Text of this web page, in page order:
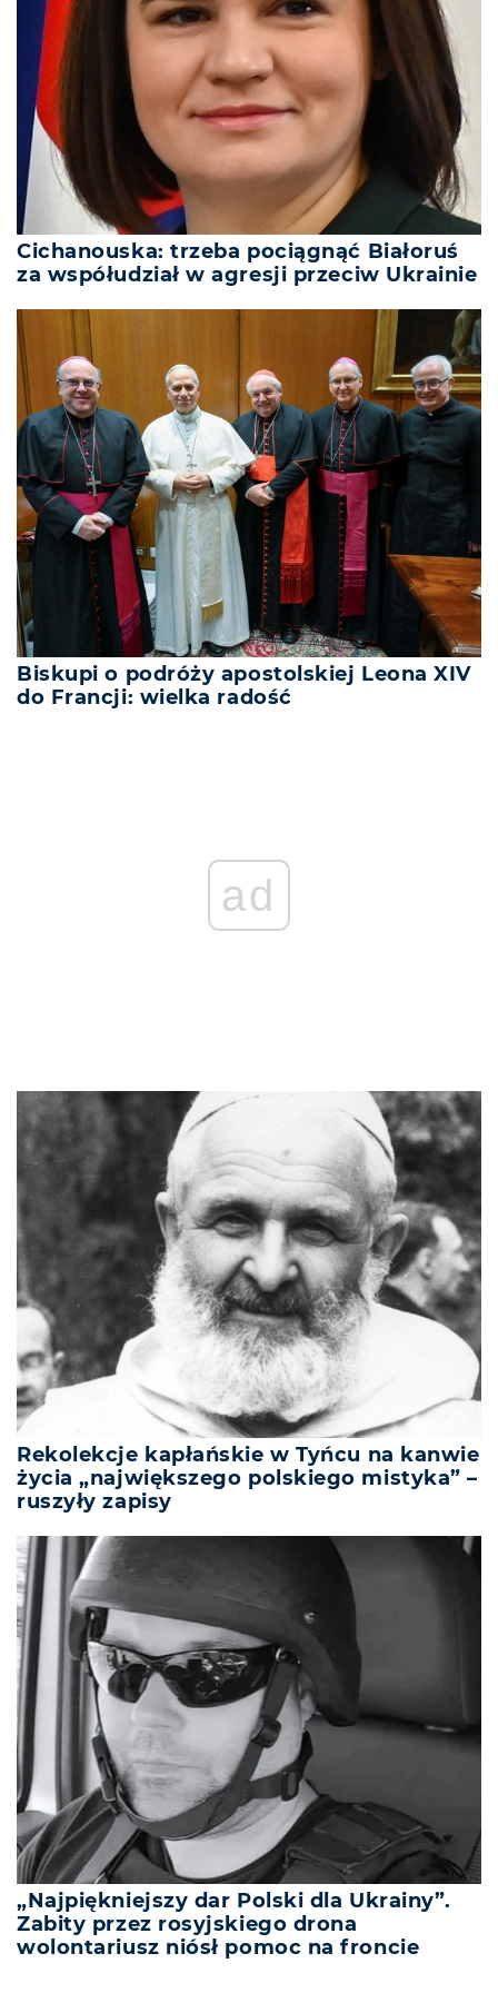
Cichanouska: trzeba pociągnąć Białoruś
za współudział w agresji przeciw Ukrainie
Biskupi o podróży apostolskiej Leona XIV
do Francji: wielka radość
ad
Rekolekcje kapłańskie w Tyńcu na kanwie
życia „największego polskiego mistyka” –
ruszyły zapisy
„Najpiękniejszy dar Polski dla Ukrainy”.
Zabity przez rosyjskiego drona
wolontariusz niósł pomoc na froncie